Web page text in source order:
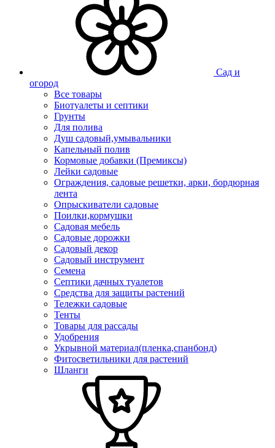
Сад и
огород
Все товары
Биотуалеты и септики
Грунты
Для полива
Душ садовый,умывальники
Капельный полив
Кормовые добавки (Премиксы)
Лейки садовые
Ограждения, садовые решетки, арки, бордюрная
лента
Опрыскиватели садовые
Поилки,кормушки
Садовая мебель
Садовые дорожки
Садовый декор
Садовый инструмент
Семена
Септики дачных туалетов
Средства для защиты растений
Тележки садовые
Тенты
Товары для рассады
Удобрения
Укрывной материал(пленка,спанбонд)
Фитосветильники для растений
Шланги